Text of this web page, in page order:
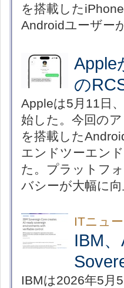
を搭載した
Androidユーザー
Apple
の
Appleは5月11日
始した。今回の
を搭載した
エンドツーエン
た。プラットフ
バシーが大幅に向
ITニュ
IBM
IBMは2026年5月